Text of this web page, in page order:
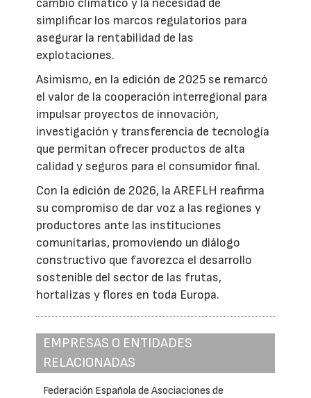
cambio climático y la necesidad de
simplificar los marcos regulatorios para
asegurar la rentabilidad de las
explotaciones.
Asimismo, en la edición de 2025 se remarcó
el valor de la cooperación interregional para
impulsar proyectos de innovación,
investigación y transferencia de tecnología
que permitan ofrecer productos de alta
calidad y seguros para el consumidor final.
Con la edición de 2026, la AREFLH reafirma
su compromiso de dar voz a las regiones y
productores ante las instituciones
comunitarias, promoviendo un diálogo
constructivo que favorezca el desarrollo
sostenible del sector de las frutas,
hortalizas y flores en toda Europa.
EMPRESAS O ENTIDADES
RELACIONADAS
Federación Española de Asociaciones de